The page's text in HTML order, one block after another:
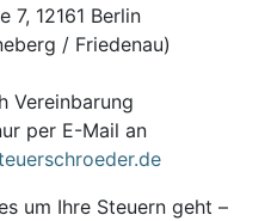
7, 12161 Berlin
/ Friedenau)
Vereinbarung
per E-Mail an
um Ihre Steuern geht –